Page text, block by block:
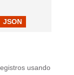
JSON
usando